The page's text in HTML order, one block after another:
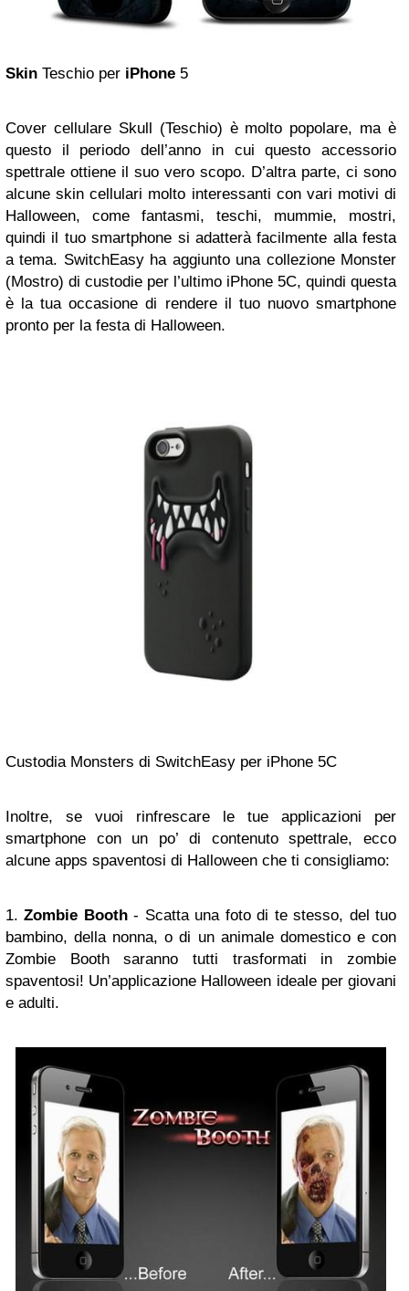
Skin Teschio per iPhone 5
Cover cellulare Skull (Teschio) è molto popolare, ma è
questo il periodo dell’anno in cui questo accessorio
spettrale ottiene il suo vero scopo. D’altra parte, ci sono
alcune skin cellulari molto interessanti con vari motivi di
Halloween, come fantasmi, teschi, mummie, mostri,
quindi il tuo smartphone si adatterà facilmente alla festa
a tema. SwitchEasy ha aggiunto una collezione Monster
(Mostro) di custodie per l’ultimo iPhone 5C, quindi questa
è la tua occasione di rendere il tuo nuovo smartphone
pronto per la festa di Halloween.
Custodia Monsters di SwitchEasy per iPhone 5C
Inoltre, se vuoi rinfrescare le tue applicazioni per
smartphone con un po’ di contenuto spettrale, ecco
alcune apps spaventosi di Halloween che ti consigliamo:
1.Zombie Booth- Scatta una foto di te stesso, del tuo
bambino, della nonna, o di un animale domestico e con
Zombie Booth saranno tutti trasformati in zombie
spaventosi! Un’applicazione Halloween ideale per giovani
e adulti.